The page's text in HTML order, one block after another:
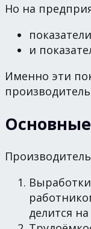
Но на
и
Именно эти
делится